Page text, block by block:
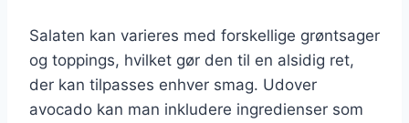
Salaten kan varieres med forskellige grøntsager
og toppings, hvilket gør den til en alsidig ret,
der kan tilpasses enhver smag. Udover
avocado kan man inkludere ingredienser som